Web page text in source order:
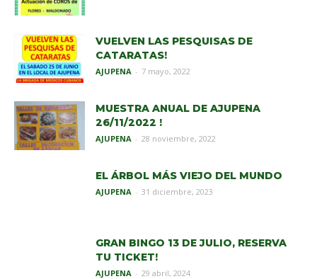
VUELVEN LAS PESQUISAS DE
CATARATAS!
AJUPENA - 7 mayo, 2022
MUESTRA ANUAL DE AJUPENA
26/11/2022 !
AJUPENA - 28 noviembre, 2022
EL ÁRBOL MÁS VIEJO DEL MUNDO
AJUPENA - 31 diciembre, 2023
GRAN BINGO 13 DE JULIO, RESERVA
TU TICKET!
AJUPENA - 29 abril, 2024